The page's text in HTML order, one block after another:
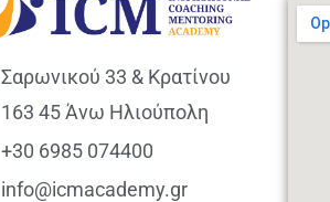
Σαρωνικού 33 & Κρατίνου
163 45 Άνω Ηλιούπολη
+30 6985 074400
info@icmacademy.gr